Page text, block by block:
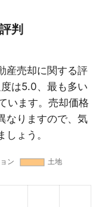
判
産売却に関する評
は5.0、最も多い
います。売却価格
なりますので、気
ょう。